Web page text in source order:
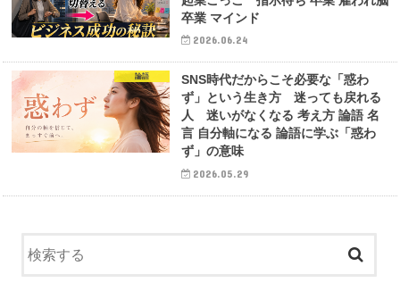
卒業 マインド
2026.06.24
論語
SNS時代だからこそ必要な「惑わ
ず」という生き方 迷っても戻れる
人 迷いがなくなる 考え方 論語 名
言 自分軸になる 論語に学ぶ「惑わ
ず」の意味
2026.05.29